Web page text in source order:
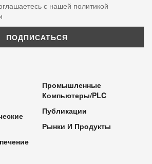
с нашей политикой
Промышленные
Компьютеры/PLC
Публикации
Рынки И Продукты